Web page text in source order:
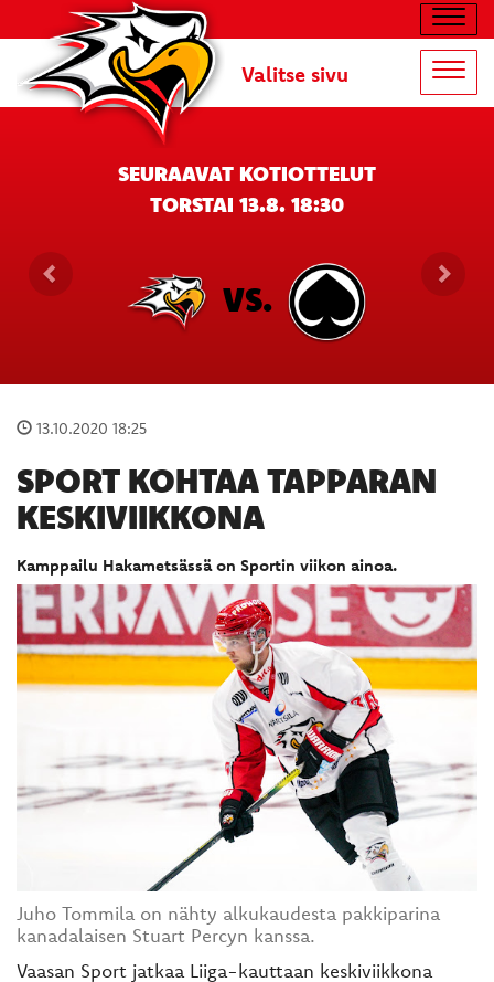
Valitse sivu
SEURAAVAT KOTIOTTELUT
TORSTAI 13.8. 18:30
VS.
13.10.2020 18:25
SPORT KOHTAA TAPPARAN
KESKIVIIKKONA
Kamppailu Hakametsässä on Sportin viikon ainoa.
Juho Tommila on nähty alkukaudesta pakkiparina
kanadalaisen Stuart Percyn kanssa.
Vaasan Sport jatkaa Liiga-kauttaan keskiviikkona